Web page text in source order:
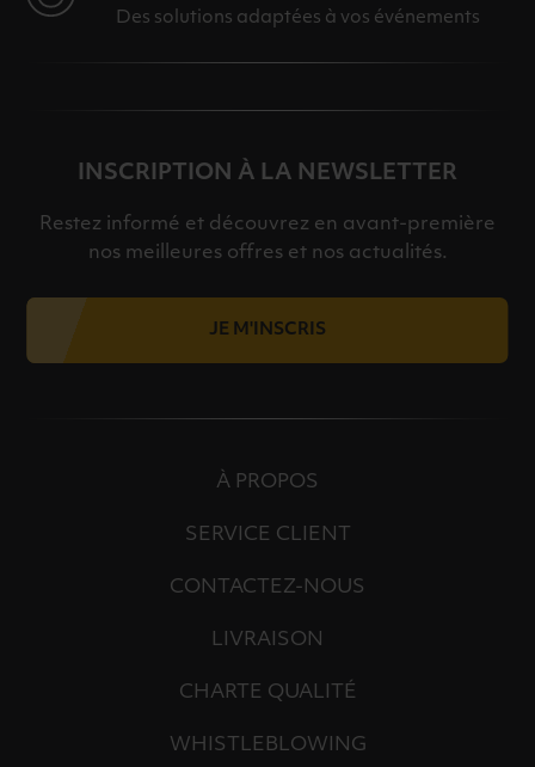
Des solutions adaptées à vos événements
INSCRIPTION À LA NEWSLETTER
Restez informé et découvrez en avant-première
nos meilleures offres et nos actualités.
JE M'INSCRIS
À PROPOS
SERVICE CLIENT
CONTACTEZ-NOUS
LIVRAISON
CHARTE QUALITÉ
WHISTLEBLOWING